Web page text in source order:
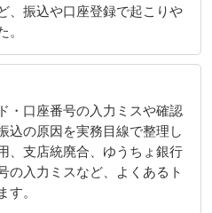
、振込や口座登録で起こりや
。
・口座番号の入力ミスや確認
込の原因を実務目線で整理し
、支店統廃合、ゆうちょ銀行
の入力ミスなど、よくあるト
す。